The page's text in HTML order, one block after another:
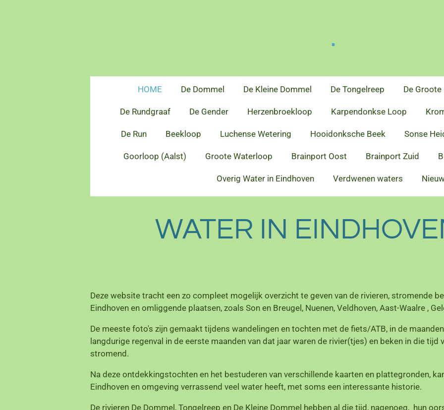
.
HOME De Dommel De Kleine Dommel De Tongelreep De Groote
De Rundgraaf De Gender Herzenbroekloop Karpendonkse Loop
De Run Beekloop Luchense Wetering Hooidonksche Beek Sonse
Goorloop (Aalst) Groote Waterloop Brainport Oost Brainport Zuid
Overig Water in Eindhoven Verdwenen waters
WATER IN
Deze website tracht een zo compleet mogelijk overzicht te geven van de rivieren, stromende
Eindhoven en omliggende plaatsen, zoals Son en Breugel, Nuenen, Veldhoven, Aast-Waalre ,
De meeste foto's zijn gemaakt tijdens wandelingen en tochten met de fiets/ATB, in de
langdurige regenval in de eerste maanden van dat jaar waren de rivier(tjes) en beken in die
stromend.
Na deze ontdekkingstochten en het bestuderen van verschillende kaarten en plattegronden,
Eindhoven en omgeving verrassend veel water heeft, met soms een interessante historie.
De rivieren De Dommel, Tongelreep en De Kleine Dommel hebben al die tijd, nagenoeg, hun